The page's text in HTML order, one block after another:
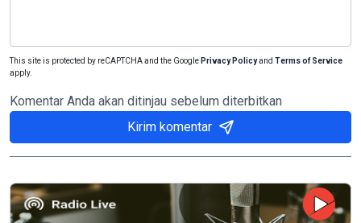
This site is protected by reCAPTCHA and the Google Privacy Policyand Terms of Service
apply.
Komentar Anda akan ditinjau sebelum diterbitkan
Kirim komentar